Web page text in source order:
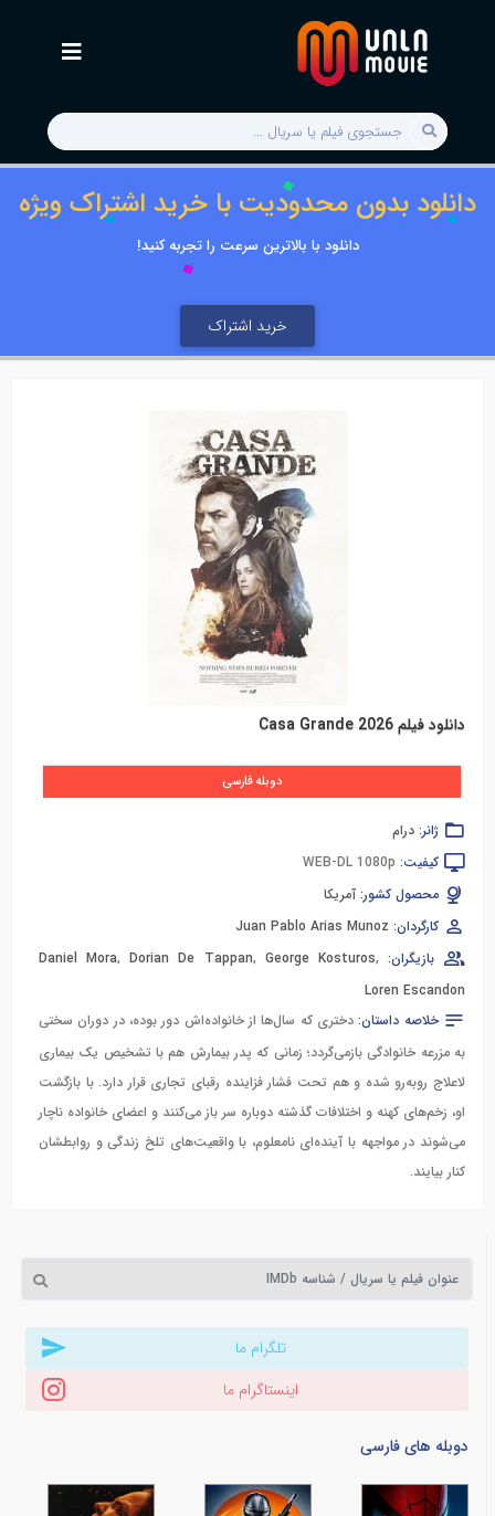
دانلود بدون محدودیت با خرید اشتراک ویژه
دانلود با بالاترین سرعت را تجربه کنید!
خرید اشتراک
دانلود فیلم Casa Grande 2026
دوبله فارسی
ژانر: درام
کیفیت: WEB-DL 1080p
محصول کشور: آمریکا
کارگردان: Juan Pablo Arias Munoz
بازیگران:
Daniel Mora,Dorian De Tappan, George Kosturos,
Loren Escandon
خلاصه داستان: دختری که سال‌ها از خانواده‌اش دور بوده، در دوران سختی
به مزرعه خانوادگی بازمی‌گردد؛ زمانی که پدر بیمارش هم با تشخیص یک بیماری
لاعلاج روبه‌رو شده و هم تحت فشار فزاینده رقبای تجاری قرار دارد. با بازگشت
او، زخم‌های کهنه و اختلافات گذشته دوباره سر باز می‌کنند و اعضای خانواده ناچار
می‌شوند در مواجهه با آینده‌ای نامعلوم، با واقعیت‌های تلخ زندگی و روابطشان
کنار بیایند.
تلگرام ما
اینستاگرام ما
دوبله های فارسی